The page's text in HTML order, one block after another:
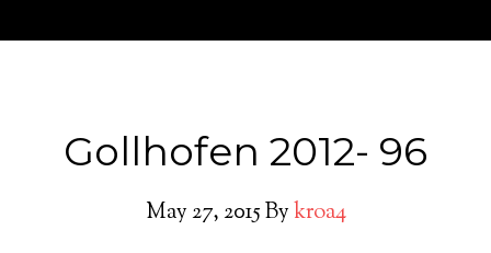
Gollhofen 2012- 96
May 27, 2015Bykroa4